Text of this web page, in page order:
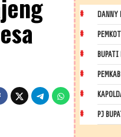
DANNY
BUPATI
PJ